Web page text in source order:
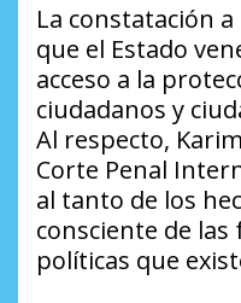
La constatación
que el Estado
acceso a la
ciudadanos y
Al respecto,
Corte Penal
al tanto de los
consciente de las
políticas que